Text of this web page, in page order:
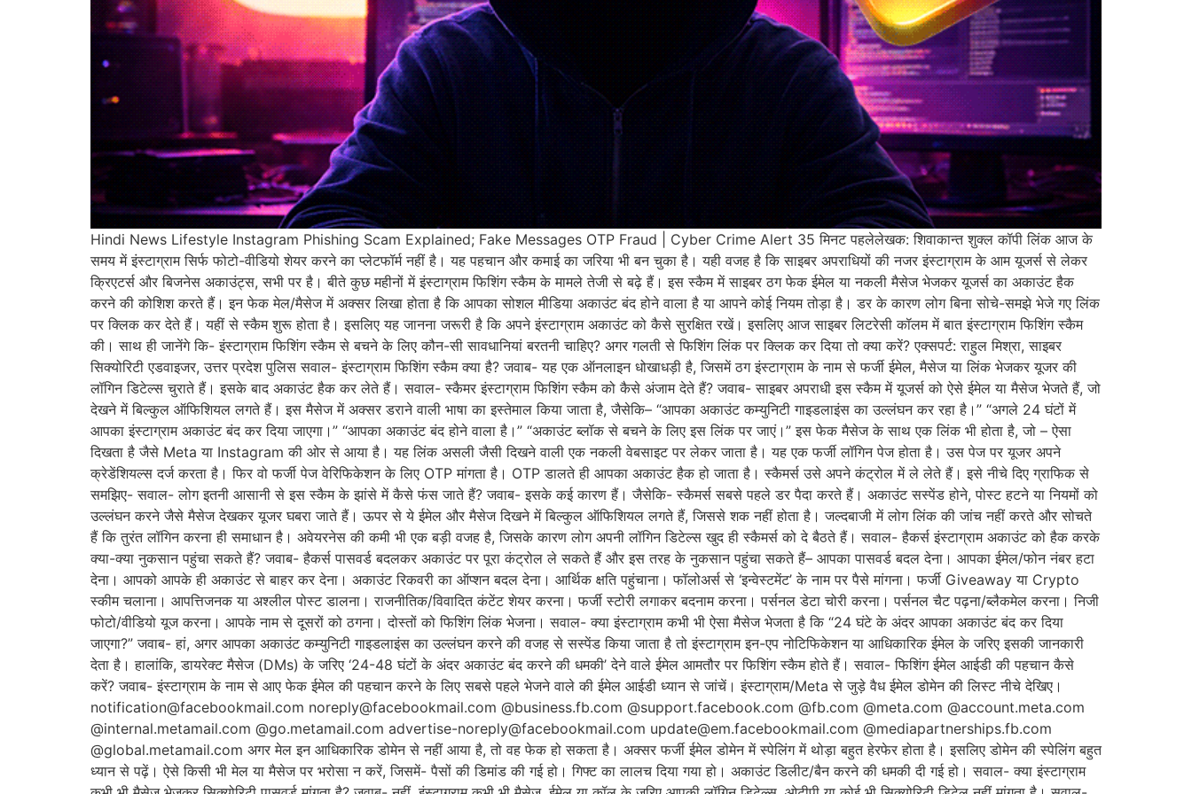
Hindi News Lifestyle Instagram Phishing Scam Explained; Fake Messages OTP Fraud | Cyber Crime Alert 35 मिनट पहलेलेखक: शिवाकान्त शुक्ल कॉपी लिंक आज के
समय में इंस्टाग्राम सिर्फ फोटो-वीडियो शेयर करने का प्लेटफॉर्म नहीं है। यह पहचान और कमाई का जरिया भी बन चुका है। यही वजह है कि साइबर अपराधियों की नजर इंस्टाग्राम के आम यूजर्स से लेकर
क्रिएटर्स और बिजनेस अकाउंट्स, सभी पर है। बीते कुछ महीनों में इंस्टाग्राम फिशिंग स्कैम के मामले तेजी से बढ़े हैं। इस स्कैम में साइबर ठग फेक ईमेल या नकली मैसेज भेजकर यूजर्स का अकाउंट हैक
करने की कोशिश करते हैं। इन फेक मेल/मैसेज में अक्सर लिखा होता है कि आपका सोशल मीडिया अकाउंट बंद होने वाला है या आपने कोई नियम तोड़ा है। डर के कारण लोग बिना सोचे-समझे भेजे गए लिंक
पर क्लिक कर देते हैं। यहीं से स्कैम शुरू होता है। इसलिए यह जानना जरूरी है कि अपने इंस्टाग्राम अकाउंट को कैसे सुरक्षित रखें। इसलिए आज साइबर लिटरेसी कॉलम में बात इंस्टाग्राम फिशिंग स्कैम
की। साथ ही जानेंगे कि- इंस्टाग्राम फिशिंग स्कैम से बचने के लिए कौन-सी सावधानियां बरतनी चाहिए? अगर गलती से फिशिंग लिंक पर क्लिक कर दिया तो क्या करें? एक्सपर्ट: राहुल मिश्रा, साइबर
सिक्योरिटी एडवाइजर, उत्तर प्रदेश पुलिस सवाल- इंस्टाग्राम फिशिंग स्कैम क्या है? जवाब- यह एक ऑनलाइन धोखाधड़ी है, जिसमें ठग इंस्टाग्राम के नाम से फर्जी ईमेल, मैसेज या लिंक भेजकर यूजर की
लॉगिन डिटेल्स चुराते हैं। इसके बाद अकाउंट हैक कर लेते हैं। सवाल- स्कैमर इंस्टाग्राम फिशिंग स्कैम को कैसे अंजाम देते हैं? जवाब- साइबर अपराधी इस स्कैम में यूजर्स को ऐसे ईमेल या मैसेज भेजते हैं, जो
देखने में बिल्कुल ऑफिशियल लगते हैं। इस मैसेज में अक्सर डराने वाली भाषा का इस्तेमाल किया जाता है, जैसेकि– “आपका अकाउंट कम्युनिटी गाइडलाइंस का उल्लंघन कर रहा है।” “अगले 24 घंटों में
आपका इंस्टाग्राम अकाउंट बंद कर दिया जाएगा।” “आपका अकाउंट बंद होने वाला है।” “अकाउंट ब्लॉक से बचने के लिए इस लिंक पर जाएं।” इस फेक मैसेज के साथ एक लिंक भी होता है, जो – ऐसा
दिखता है जैसे Meta या Instagram की ओर से आया है। यह लिंक असली जैसी दिखने वाली एक नकली वेबसाइट पर लेकर जाता है। यह एक फर्जी लॉगिन पेज होता है। उस पेज पर यूजर अपने
क्रेडेंशियल्स दर्ज करता है। फिर वो फर्जी पेज वेरिफिकेशन के लिए OTP मांगता है। OTP डालते ही आपका अकाउंट हैक हो जाता है। स्कैमर्स उसे अपने कंट्रोल में ले लेते हैं। इसे नीचे दिए ग्राफिक से
समझिए- सवाल- लोग इतनी आसानी से इस स्कैम के झांसे में कैसे फंस जाते हैं? जवाब- इसके कई कारण हैं। जैसेकि- स्कैमर्स सबसे पहले डर पैदा करते हैं। अकाउंट सस्पेंड होने, पोस्ट हटने या नियमों को
उल्लंघन करने जैसे मैसेज देखकर यूजर घबरा जाते हैं। ऊपर से ये ईमेल और मैसेज दिखने में बिल्कुल ऑफिशियल लगते हैं, जिससे शक नहीं होता है। जल्दबाजी में लोग लिंक की जांच नहीं करते और सोचते
हैं कि तुरंत लॉगिन करना ही समाधान है। अवेयरनेस की कमी भी एक बड़ी वजह है, जिसके कारण लोग अपनी लॉगिन डिटेल्स खुद ही स्कैमर्स को दे बैठते हैं। सवाल- हैकर्स इंस्टाग्राम अकाउंट को हैक करके
क्या-क्या नुकसान पहुंचा सकते हैं? जवाब- हैकर्स पासवर्ड बदलकर अकाउंट पर पूरा कंट्रोल ले सकते हैं और इस तरह के नुकसान पहुंचा सकते हैं– आपका पासवर्ड बदल देना। आपका ईमेल/फोन नंबर हटा
देना। आपको आपके ही अकाउंट से बाहर कर देना। अकाउंट रिकवरी का ऑप्शन बदल देना। आर्थिक क्षति पहुंचाना। फॉलोअर्स से ‘इन्वेस्टमेंट’ के नाम पर पैसे मांगना। फर्जी Giveaway या Crypto
स्कीम चलाना। आपत्तिजनक या अश्लील पोस्ट डालना। राजनीतिक/विवादित कंटेंट शेयर करना। फर्जी स्टोरी लगाकर बदनाम करना। पर्सनल डेटा चोरी करना। पर्सनल चैट पढ़ना/ब्लैकमेल करना। निजी
फोटो/वीडियो यूज करना। आपके नाम से दूसरों को ठगना। दोस्तों को फिशिंग लिंक भेजना। सवाल- क्या इंस्टाग्राम कभी भी ऐसा मैसेज भेजता है कि “24 घंटे के अंदर आपका अकाउंट बंद कर दिया
जाएगा?” जवाब- हां, अगर आपका अकाउंट कम्युनिटी गाइडलाइंस का उल्लंघन करने की वजह से सस्पेंड किया जाता है तो इंस्टाग्राम इन-एप नोटिफिकेशन या आधिकारिक ईमेल के जरिए इसकी जानकारी
देता है। हालांकि, डायरेक्ट मैसेज (DMs) के जरिए ‘24-48 घंटों के अंदर अकाउंट बंद करने की धमकी’ देने वाले ईमेल आमतौर पर फिशिंग स्कैम होते हैं। सवाल- फिशिंग ईमेल आईडी की पहचान कैसे
करें? जवाब- इंस्टाग्राम के नाम से आए फेक ईमेल की पहचान करने के लिए सबसे पहले भेजने वाले की ईमेल आईडी ध्यान से जांचें। इंस्टाग्राम/Meta से जुड़े वैध ईमेल डोमेन की लिस्ट नीचे देखिए।
notification@facebookmail.com noreply@facebookmail.com @business.fb.com @support.facebook.com @fb.com @meta.com @account.meta.com
@internal.metamail.com @go.metamail.com advertise-noreply@facebookmail.com update@em.facebookmail.com @mediapartnerships.fb.com
@global.metamail.com अगर मेल इन आधिकारिक डोमेन से नहीं आया है, तो वह फेक हो सकता है। अक्सर फर्जी ईमेल डोमेन में स्पेलिंग में थोड़ा बहुत हेरफेर होता है। इसलिए डोमेन की स्पेलिंग बहुत
ध्यान से पढ़ें। ऐसे किसी भी मेल या मैसेज पर भरोसा न करें, जिसमें- पैसों की डिमांड की गई हो। गिफ्ट का लालच दिया गया हो। अकाउंट डिलीट/बैन करने की धमकी दी गई हो। सवाल- क्या इंस्टाग्राम